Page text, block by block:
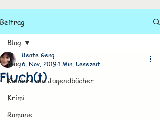
Beitrag
Blog
Kinder- und Jugendbücher
Krimi
Romane
Blog
Fluch(t)
Beate Geng
6. Nov. 2019 1 Min. Lesezeit